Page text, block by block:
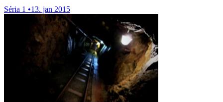
Séria 1 •13. jan 2015